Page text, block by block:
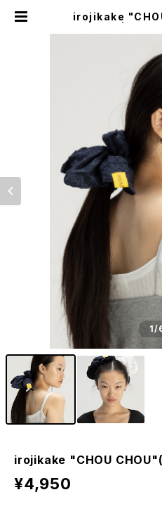
irojikake
1/
irojikake "CHOU
¥4,950